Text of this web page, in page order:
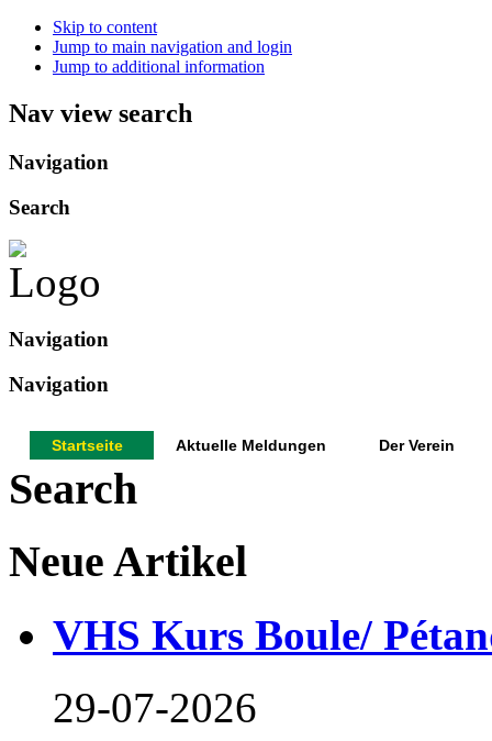
Skip to content
Jump to main navigation and login
Jump to additional information
Nav view search
Navigation
Search
Navigation
Navigation
Startseite Aktuelle Meldungen Der Verein
Search
Neue Artikel
VHS Kurs Boule/
29-07-2026